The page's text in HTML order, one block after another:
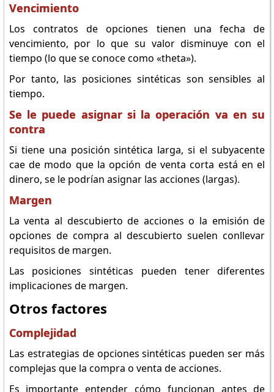
Vencimiento
Los contratos de opciones tienen una fecha de
vencimiento, por lo que su valor disminuye con el
tiempo (lo que se conoce como «theta»).
Por tanto, las posiciones sintéticas son sensibles al
tiempo.
Se le puede asignar si la operación va en su
contra
Si tiene una posición sintética larga, si el subyacente
cae de modo que la opción de venta corta está en el
dinero, se le podrían asignar las acciones (largas).
Margen
La venta al descubierto de acciones o la emisión de
opciones de compra al descubierto suelen conllevar
requisitos de margen.
Las posiciones sintéticas pueden tener diferentes
implicaciones de margen.
Otros factores
Complejidad
Las estrategias de opciones sintéticas pueden ser más
complejas que la compra o venta de acciones.
Es importante entender cómo funcionan antes de